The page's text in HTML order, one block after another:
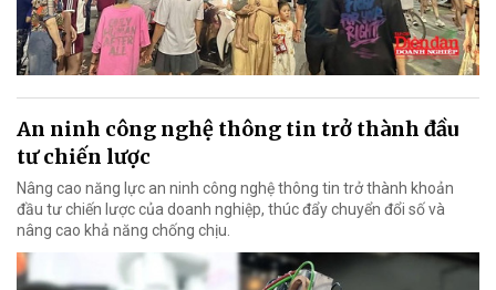
An ninh công nghệ thông tin trở thành đầu
tư chiến lược
Nâng cao năng lực an ninh công nghệ thông tin trở thành khoản
đầu tư chiến lược của doanh nghiệp, thúc đẩy chuyển đổi số và
nâng cao khả năng chống chịu.